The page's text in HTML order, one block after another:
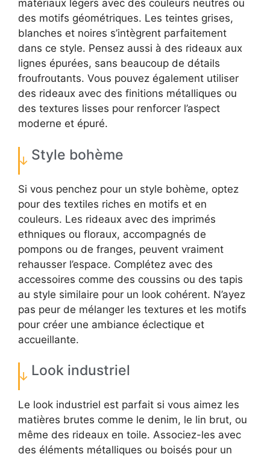
matériaux légers avec des couleurs neutres ou
des motifs géométriques. Les teintes grises,
blanches et noires s’intègrent parfaitement
dans ce style. Pensez aussi à des rideaux aux
lignes épurées, sans beaucoup de détails
froufroutants. Vous pouvez également utiliser
des rideaux avec des finitions métalliques ou
des textures lisses pour renforcer l’aspect
moderne et épuré.
Style bohème
Si vous penchez pour un style bohème, optez
pour des textiles riches en motifs et en
couleurs. Les rideaux avec des imprimés
ethniques ou floraux, accompagnés de
pompons ou de franges, peuvent vraiment
rehausser l’espace. Complétez avec des
accessoires comme des coussins ou des tapis
au style similaire pour un look cohérent. N’ayez
pas peur de mélanger les textures et les motifs
pour créer une ambiance éclectique et
accueillante.
Look industriel
Le look industriel est parfait si vous aimez les
matières brutes comme le denim, le lin brut, ou
même des rideaux en toile. Associez-les avec
des éléments métalliques ou boisés pour un